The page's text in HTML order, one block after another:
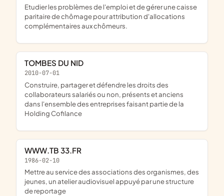
etudier les problèmes de l'emploi et de gérer une caisse
paritaire de chômage pour attribution d'allocations
complémentaires aux chômeurs.
TOMBES DU NID
2010-07-01
construire, partager et défendre les droits des
collaborateurs salariés ou non, présents et anciens
dans l'ensemble des entreprises faisant partie de la
Holding Cofilance
WWW.TB 33.FR
1986-02-10
mettre au service des associations des organismes, des
jeunes, un atelier audiovisuel appuyé par une structure
de reportage